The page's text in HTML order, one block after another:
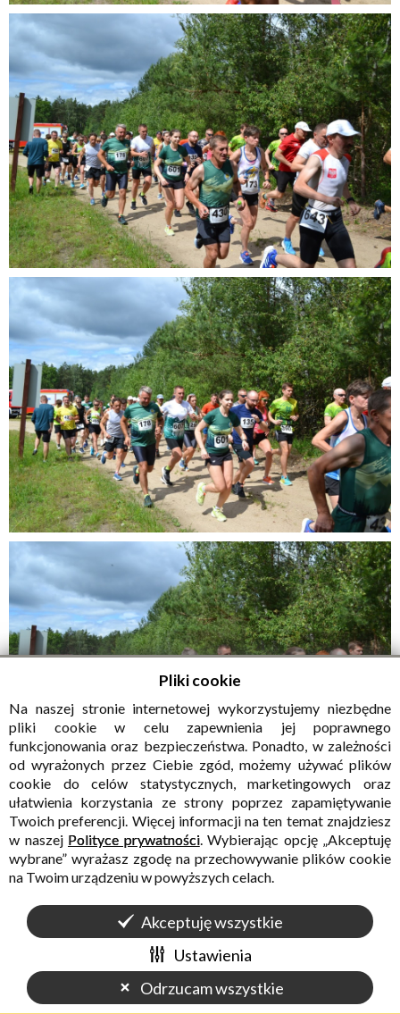
Pliki cookie
Na naszej stronie internetowej wykorzystujemy niezbędne
pliki cookie w celu zapewnienia jej poprawnego
funkcjonowania oraz bezpieczeństwa. Ponadto, w zależności
od wyrażonych przez Ciebie zgód, możemy używać plików
cookie do celów statystycznych, marketingowych oraz
ułatwienia korzystania ze strony poprzez zapamiętywanie
Twoich preferencji. Więcej informacji na ten temat znajdziesz
w naszej Polityce prywatności. Wybierając opcję „Akceptuję
wybrane” wyrażasz zgodę na przechowywanie plików cookie
na Twoim urządzeniu w powyższych celach.
Akceptuję wszystkie
Ustawienia
Odrzucam wszystkie